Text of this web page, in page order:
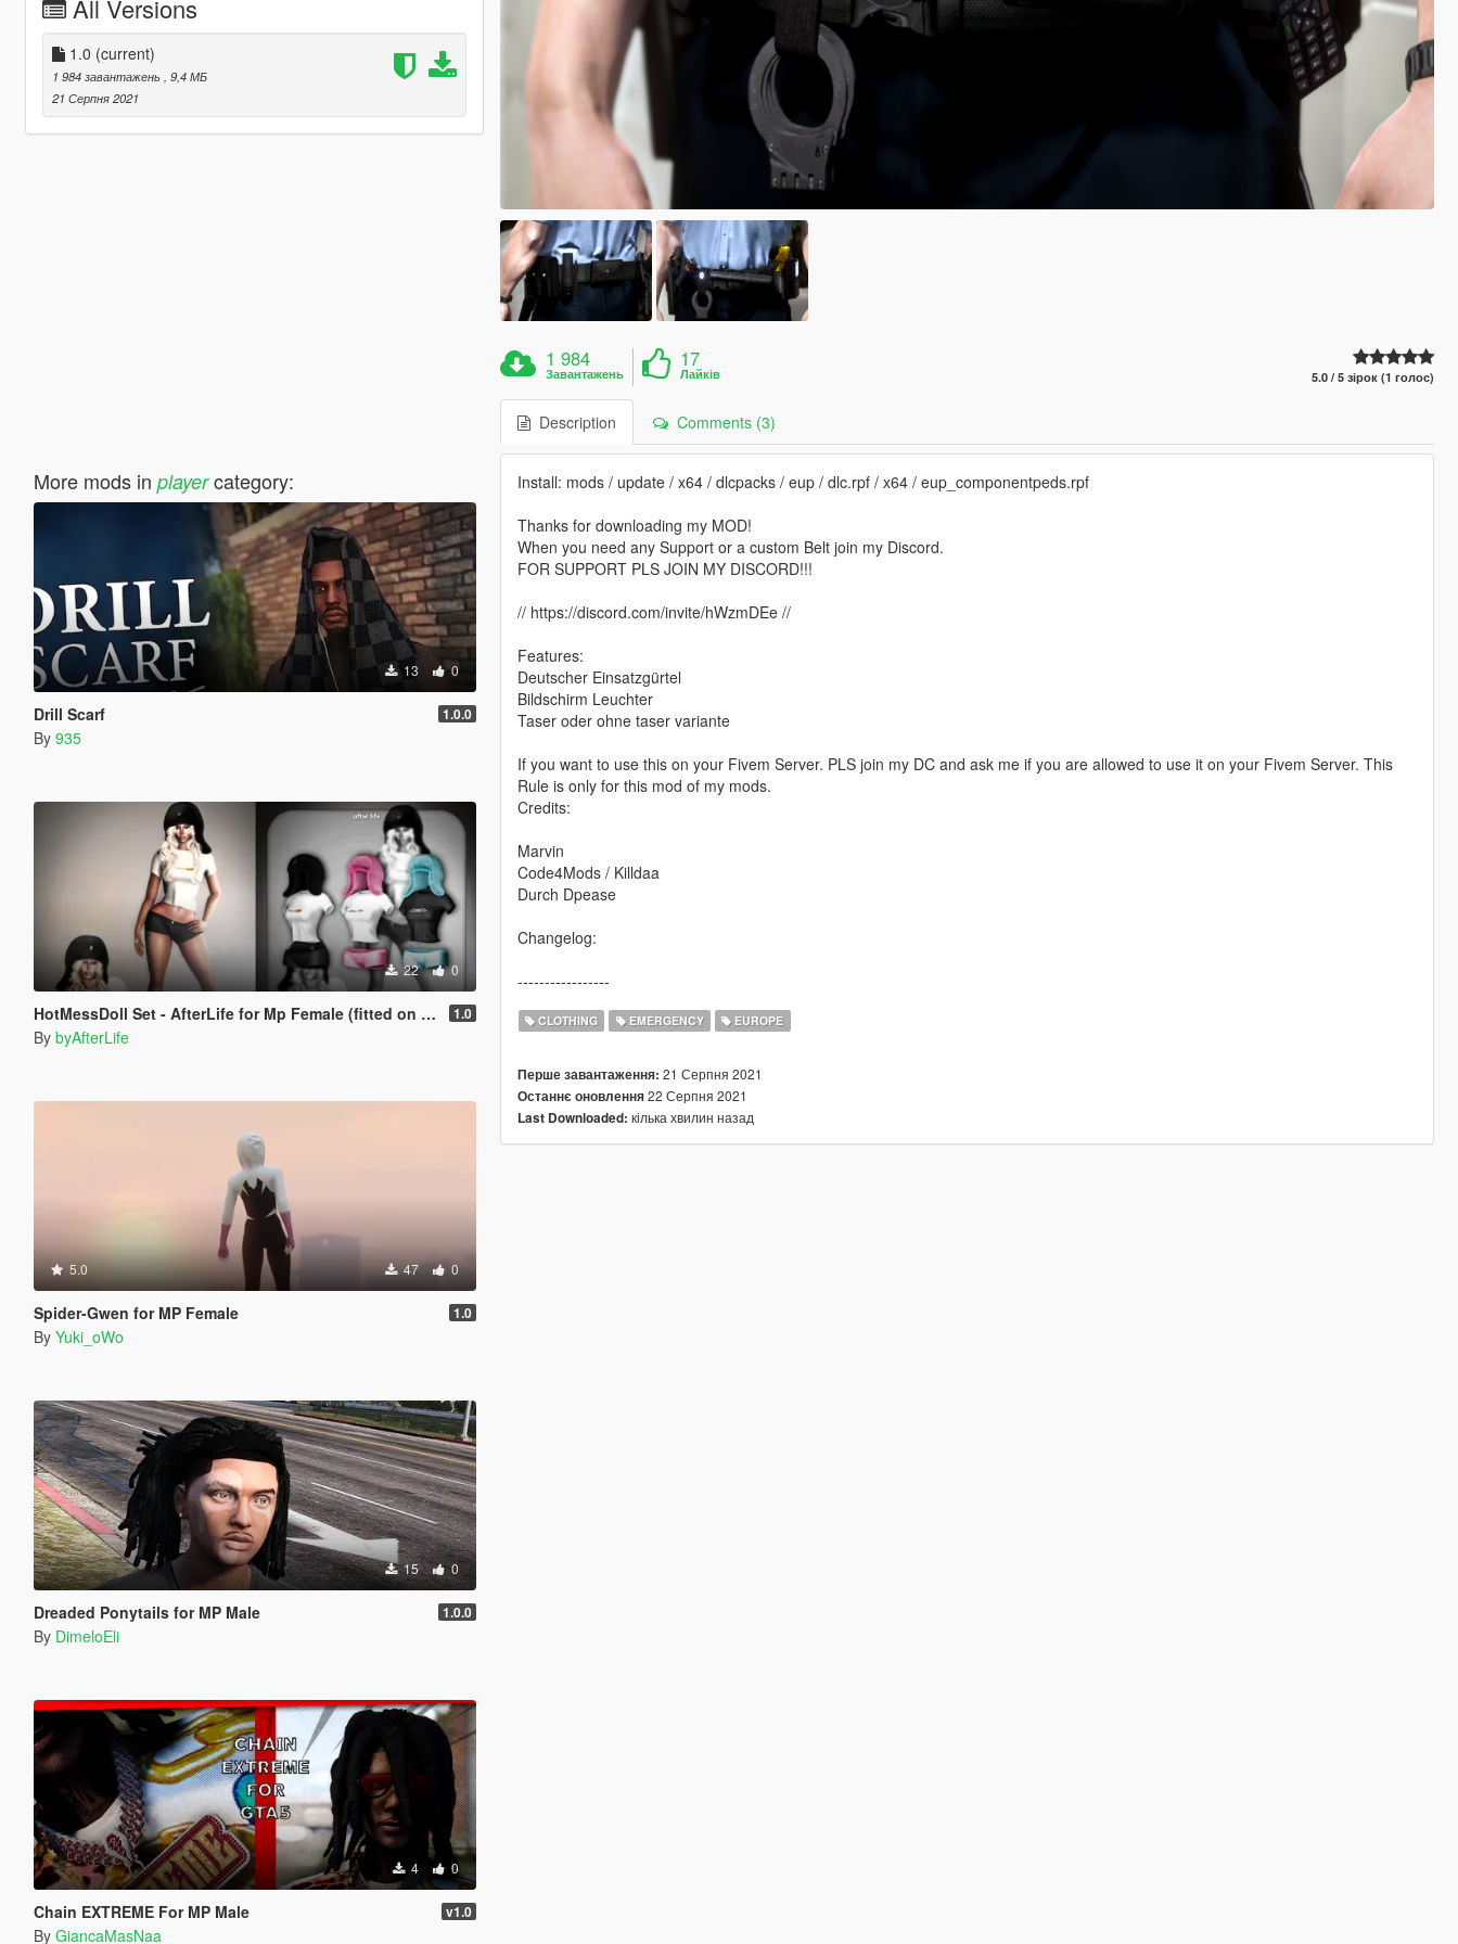
All Versions
1.0 (current)
1 984 завантажень
, 9,4 МБ
21 Серпня 2021
More mods in playercategory:
13 0
Drill Scarf 1.0.0
By 935
22 0
HotMessDoll Set - AfterLife for Mp Female (fitted on Slut Body) 1.0
By byAfterLife
5.0 47 0
Spider-Gwen for MP Female 1.0
By Yuki_oWo
15 0
Dreaded Ponytails for MP Male 1.0.0
By DimeloEli
4 0
Chain EXTREME For MP Male v1.0
By GiancaMasNaa
1 984
Завантажень
17
Лайків 5.0 / 5 зірок (1 голос)
Description Comments (3)
Install: mods / update / x64 / dlcpacks / eup / dlc.rpf / x64 / eup_componentpeds.rpf
Thanks for downloading my MOD!
When you need any Support or a custom Belt join my Discord.
FOR SUPPORT PLS JOIN MY DISCORD!!!
// https://discord.com/invite/hWzmDEe //
Features:
Deutscher Einsatzgürtel
Bildschirm Leuchter
Taser oder ohne taser variante
If you want to use this on your Fivem Server. PLS join my DC and ask me if you are allowed to use it on your Fivem Server. This
Rule is only for this mod of my mods.
Credits:
Marvin
Code4Mods / Killdaa
Durch Dpease
Changelog:
-----------------
CLOTHING EMERGENCY EUROPE
Перше завантаження: 21 Серпня 2021
Останнє оновлення22 Серпня 2021
Last Downloaded: кілька хвилин назад